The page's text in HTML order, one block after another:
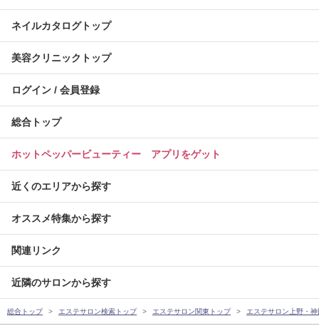
ネイルカタログトップ
美容クリニックトップ
ログイン / 会員登録
総合トップ
ホットペッパービューティー アプリをゲット
近くのエリアから探す
オススメ特集から探す
関連リンク
近隣のサロンから探す
総合トップ エステサロン検索トップ エステサロン関東トップ エステサロン上野・